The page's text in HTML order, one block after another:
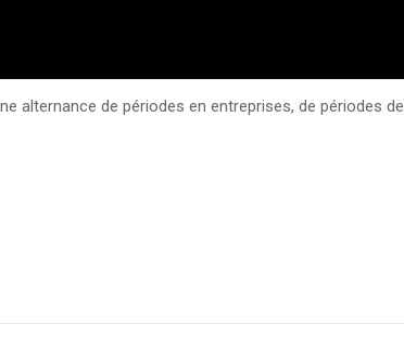
alternance de périodes en entreprises, de périodes de